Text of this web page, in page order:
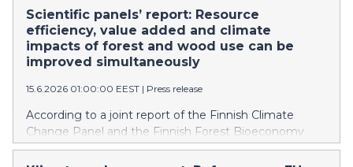
hyödyntäminen sekä bioperäisen hiilidioksidin
talteenotto, hyötykäyttö ja varastointi voisivat luoda
Suomeen merkittävää taloudellista arvonlisäystä ja
tuottaa samalla myönteisiä ilmastovaikutuksia.
Scientific panels’ report: Resource
efficiency, value added and climate
impacts of forest and wood use can be
improved simultaneously
15.6.2026 01:00:00 EEST | Press release
According to a joint report of the Finnish Climate
Change Panel and the Finnish Forest Bioeconomy
Science Panel, a more material-efficient utilisation of